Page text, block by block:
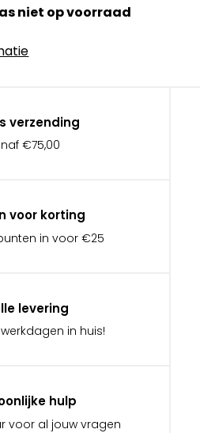
niet op voorraad
verzending
€75,00
voor korting
in voor €25
levering
in huis!
hulp
voor al jouw vragen